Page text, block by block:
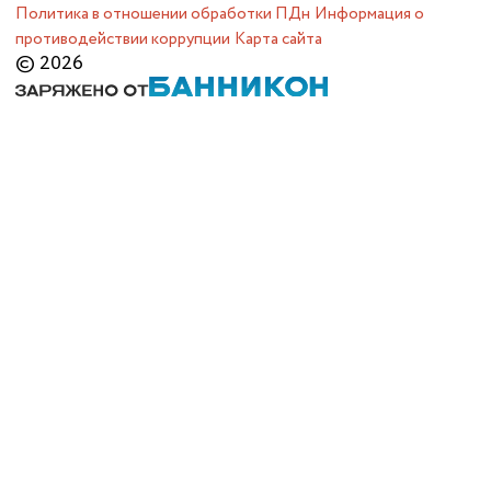
Политика в отношении обработки ПДн Информация о
противодействии коррупции Карта сайта
© 2026